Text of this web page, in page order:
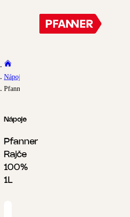
Nápoje
Pfanner Rajče 100% 1L
Nápoje
Pfanner
Rajče
100%
1L